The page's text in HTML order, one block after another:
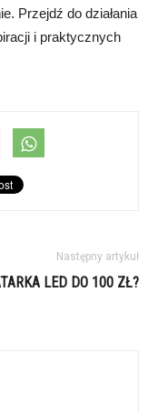
Przejdź do działania
i praktycznych
Następny artykuł
LED DO 100 ZŁ?